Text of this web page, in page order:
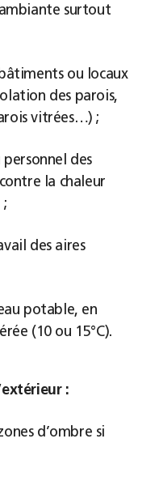
surtout
ou locaux
des parois,
vitrées…) ;
des
la chaleur
des aires
potable, en
(10 ou 15°C).
:
d’ombre si